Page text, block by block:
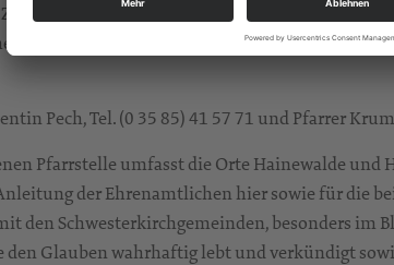
und Amtszimmer innerhalb der
Pech, Tel. (0 35 85) 41 57 71 und Pfarrer
Pfarrstelle umfasst die Orte Hainewalde
der Ehrenamtlichen hier sowie für die
den Schwesterkirchgemeinden, besonders
Glauben wahrhaftig lebt und verkündigt